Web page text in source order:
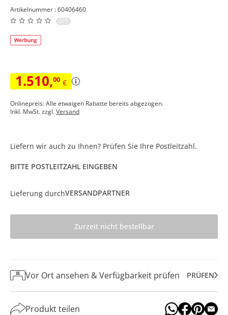
Artikelnummer : 60406460
0/5
1.510,00 €
Onlinepreis: Alle etwaigen Rabatte bereits abgezogen.
Inkl. MwSt. zzgl.Versand
Liefern wir auch zu Ihnen? Prüfen Sie Ihre Postleitzahl.
BITTE POSTLEITZAHL EINGEBEN
Lieferung durchVERSANDPARTNER
Zurzeit nicht bestellbar
Vor Ort ansehen & Verfügbarkeit prüfen PRÜFEN
Produkt teilen